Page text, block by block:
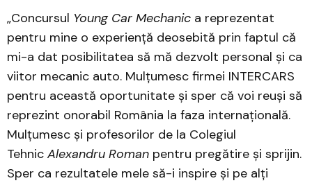
„Concursul Young Car Mechanic a reprezentat
pentru mine o experiență deosebită prin faptul că
mi-a dat posibilitatea să mă dezvolt personal și ca
viitor mecanic auto. Mulțumesc firmei INTERCARS
pentru această oportunitate și sper că voi reuși să
reprezint onorabil România la faza internațională.
Mulțumesc și profesorilor de la Colegiul
Tehnic Alexandru Roman pentru pregătire și sprijin.
Sper ca rezultatele mele să-i inspire și pe alți